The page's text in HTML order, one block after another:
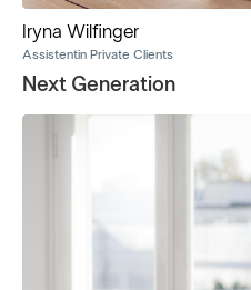
Iryna Wilfinger
Assistentin Private Clients
Next Generation